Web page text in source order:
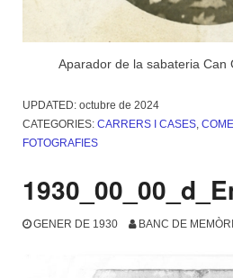
Aparador de la sabateria Can
UPDATED: octubre de 2024
CATEGORIES: CARRERS I CASES,
FOTOGRAFIES
GENER DE 1930 BANC DE